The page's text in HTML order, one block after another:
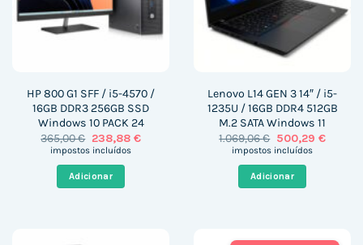
HP 800 G1 SFF / i5-4570 /
16GB DDR3 256GB SSD
Windows 10 PACK 24
365,00€ O
preço
era:
365,00 €.
238,88 €O
impostos incluídos
Adicionar
Lenovo L14 GEN 3 14″ / i5-
1235U / 16GB DDR4 512GB
M.2 SATA Windows 11
1.069,06€ O
preço
era:
1.069,06 €.
500,29 €O
impostos incluídos
Adicionar